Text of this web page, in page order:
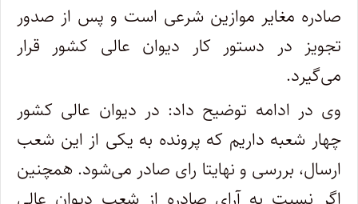
صادره مغایر موازین شرعی است و پس از صدور
تجویز در دستور کار دیوان عالی کشور قرار
می‌گیرد.
وی در ادامه توضیح داد: در دیوان عالی کشور
چهار شعبه داریم که پرونده به یکی از این شعب
ارسال، بررسی و نهایتا رای صادر می‌شود. همچنین